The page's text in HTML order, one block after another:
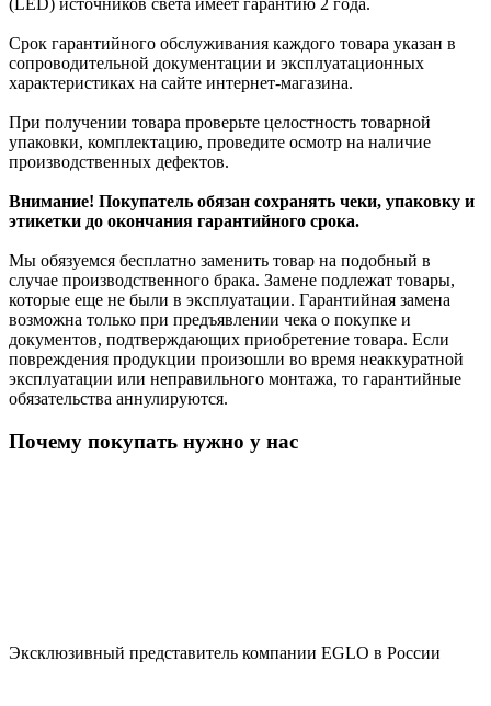
(LED) источников света имеет гарантию 2 года.
Срок гарантийного обслуживания каждого товара указан в
сопроводительной документации и эксплуатационных
характеристиках на сайте интернет-магазина.
При получении товара проверьте целостность товарной
упаковки, комплектацию, проведите осмотр на наличие
производственных дефектов.
Внимание! Покупатель обязан сохранять чеки, упаковку и
этикетки до окончания гарантийного срока.
Мы обязуемся бесплатно заменить товар на подобный в
случае производственного брака. Замене подлежат товары,
которые еще не были в эксплуатации. Гарантийная замена
возможна только при предъявлении чека о покупке и
документов, подтверждающих приобретение товара. Если
повреждения продукции произошли во время неаккуратной
эксплуатации или неправильного монтажа, то гарантийные
обязательства аннулируются.
Почему покупать нужно у нас
Эксклюзивный представитель компании EGLO в России